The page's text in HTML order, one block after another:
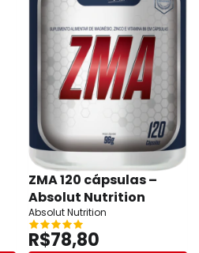
ZMA 120 cápsulas –
Absolut Nutrition
Absolut Nutrition
R$78,80